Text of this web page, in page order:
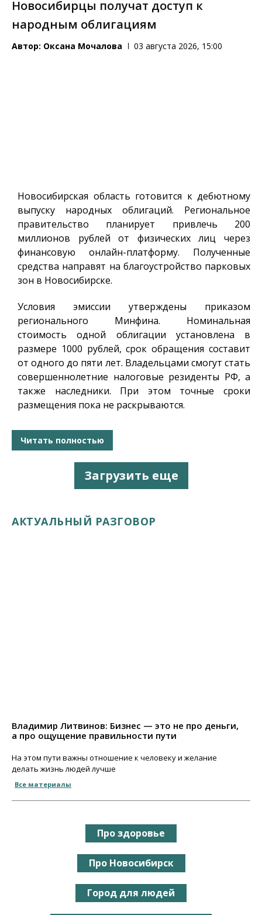
Новосибирцы получат доступ к
народным облигациям
Автор: Оксана Мочалова 03 августа 2026, 15:00
Новосибирская область готовится к дебютному
выпуску народных облигаций. Региональное
правительство планирует привлечь 200
миллионов рублей от физических лиц через
финансовую онлайн-платформу. Полученные
средства направят на благоустройство парковых
зон в Новосибирске.
Условия эмиссии утверждены приказом
регионального Минфина. Номинальная
стоимость одной облигации установлена в
размере 1000 рублей, срок обращения составит
от одного до пяти лет. Владельцами смогут стать
совершеннолетние налоговые резиденты РФ, а
также наследники. При этом точные сроки
размещения пока не раскрываются.
Читать полностью
Загрузить еще
АКТУАЛЬНЫЙ РАЗГОВОР
Владимир Литвинов: Бизнес — это не про деньги,
а про ощущение правильности пути
На этом пути важны отношение к человеку и желание
делать жизнь людей лучше
Все материалы
Про здоровье
Про Новосибирск
Город для людей